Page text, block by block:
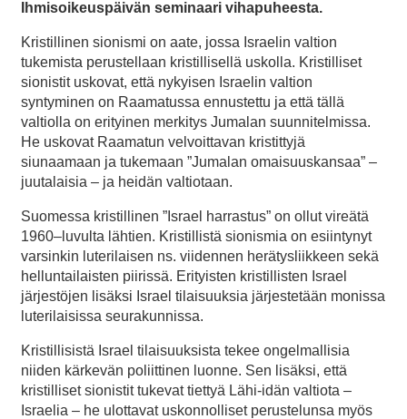
Ihmisoikeuspäivän seminaari vihapuheesta.
Kristillinen sionismi on aate, jossa Israelin valtion
tukemista perustellaan kristillisellä uskolla. Kristilliset
sionistit uskovat, että nykyisen Israelin valtion
syntyminen on Raamatussa ennustettu ja että tällä
valtiolla on erityinen merkitys Jumalan suunnitelmissa.
He uskovat Raamatun velvoittavan kristittyjä
siunaamaan ja tukemaan ”Jumalan omaisuuskansaa” –
juutalaisia – ja heidän valtiotaan.
Suomessa kristillinen ”Israel harrastus” on ollut vireätä
1960–luvulta lähtien. Kristillistä sionismia on esiintynyt
varsinkin luterilaisen ns. viidennen herätysliikkeen sekä
helluntailaisten piirissä. Erityisten kristillisten Israel
järjestöjen lisäksi Israel tilaisuuksia järjestetään monissa
luterilaisissa seurakunnissa.
Kristillisistä Israel tilaisuuksista tekee ongelmallisia
niiden kärkevän poliittinen luonne. Sen lisäksi, että
kristilliset sionistit tukevat tiettyä Lähi-idän valtiota –
Israelia – he ulottavat uskonnolliset perustelunsa myös